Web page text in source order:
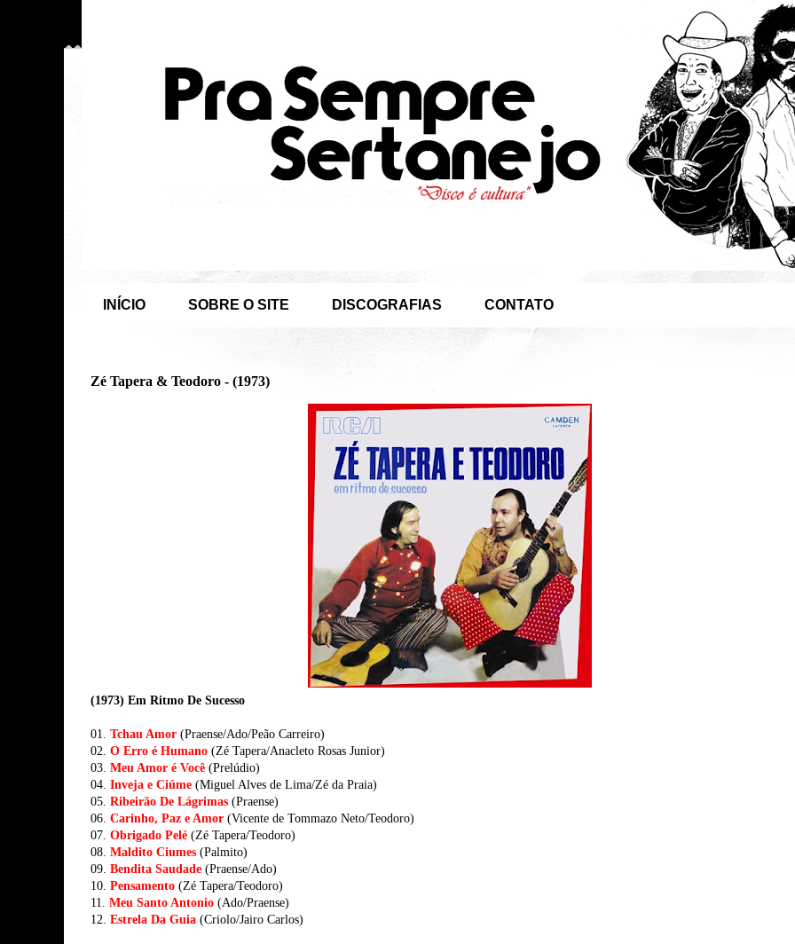
INÍCIO SOBRE O SITE DISCOGRAFIAS CONTATO
Zé Tapera & Teodoro - (1973)
(1973) Em Ritmo De Sucesso
01. Tchau Amor (Praense/Ado/Peão Carreiro)
02. O Erro é Humano (Zé Tapera/Anacleto Rosas Junior)
03. Meu Amor é Você (Prelúdio)
04. Inveja e Ciúme (Miguel Alves de Lima/Zé da Praia)
05. Ribeirão De Lágrimas (Praense)
06. Carinho, Paz e Amor (Vicente de Tommazo Neto/Teodoro)
07. Obrigado Pelé (Zé Tapera/Teodoro)
08. Maldito Ciumes (Palmito)
09. Bendita Saudade (Praense/Ado)
10. Pensamento (Zé Tapera/Teodoro)
11. Meu Santo Antonio (Ado/Praense)
12. Estrela Da Guia (Criolo/Jairo Carlos)